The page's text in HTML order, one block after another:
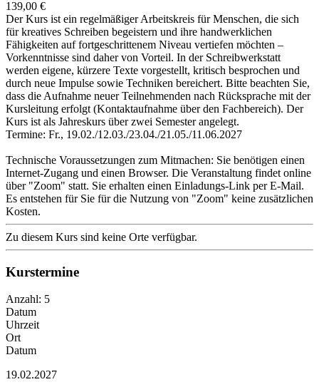
139,00 €
Der Kurs ist ein regelmäßiger Arbeitskreis für Menschen, die sich
für kreatives Schreiben begeistern und ihre handwerklichen
Fähigkeiten auf fortgeschrittenem Niveau vertiefen möchten –
Vorkenntnisse sind daher von Vorteil. In der Schreibwerkstatt
werden eigene, kürzere Texte vorgestellt, kritisch besprochen und
durch neue Impulse sowie Techniken bereichert. Bitte beachten Sie,
dass die Aufnahme neuer Teilnehmenden nach Rücksprache mit der
Kursleitung erfolgt (Kontaktaufnahme über den Fachbereich). Der
Kurs ist als Jahreskurs über zwei Semester angelegt.
Termine: Fr., 19.02./12.03./23.04./21.05./11.06.2027
Technische Voraussetzungen zum Mitmachen: Sie benötigen einen
Internet-Zugang und einen Browser. Die Veranstaltung findet online
über "Zoom" statt. Sie erhalten einen Einladungs-Link per E-Mail.
Es entstehen für Sie für die Nutzung von "Zoom" keine zusätzlichen
Kosten.
Zu diesem Kurs sind keine Orte verfügbar.
Kurstermine
Anzahl: 5
Datum
Uhrzeit
Ort
Datum
19.02.2027